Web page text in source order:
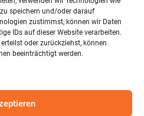
speichern und/oder darauf
zustimmst, können wir Daten
IDs auf dieser Website verarbeiten.
oder zurückziehst, können
beeinträchtigt werden.